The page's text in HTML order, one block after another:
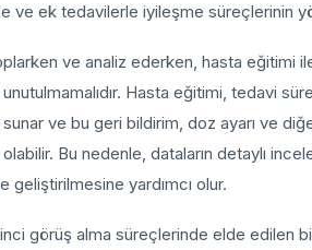
ve ek tedavilerle iyileşme süreçlerinin
ve analiz ederken, hasta eğitimi
Hasta eğitimi, tedavi
ve bu geri bildirim, doz ayarı ve
Bu nedenle, dataların detaylı
geliştirilmesine yardımcı olur.
görüş alma süreçlerinde elde edilen